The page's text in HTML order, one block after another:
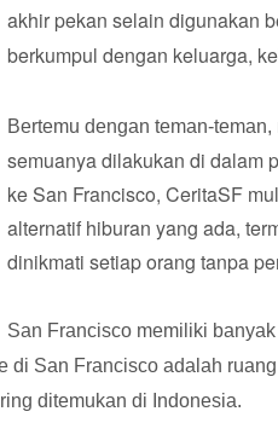
akhir pekan selain digunakan
berkumpul dengan keluarga,
Bertemu dengan teman-teman,
semuanya dilakukan di dalam
ke San Francisco, CeritaSF
alternatif hiburan yang ada,
dinikmati setiap orang tanpa
San Francisco memiliki
di San Francisco adalah
ditemukan di Indonesia.